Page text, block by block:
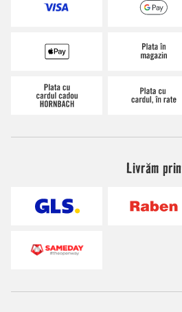
Livrăm prin